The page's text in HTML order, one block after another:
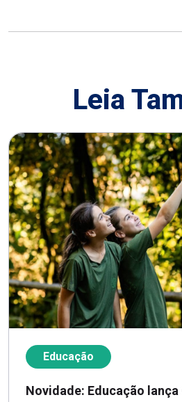
Leia
Educação
Novidade: Educação lança